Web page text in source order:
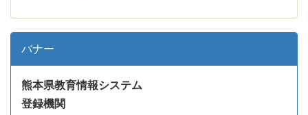
バナー
熊本県教育情報システム
登録機関